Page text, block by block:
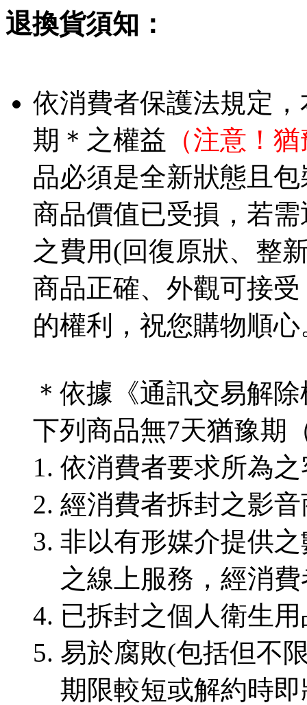
退換貨須知：
依消費者保護法規定
期＊之權益 （注意！
品必須是全新狀態且
商品價值已受損，若
之費用(回復原狀、整
商品正確、外觀可接
的權利，祝您購物順心
＊依據《通訊交易解
下列商品無7天猶豫期
依消費者要求所為
經消費者拆封之影
非以有形媒介提供
之線上服務，經消
已拆封之個人衛生
易於腐敗(包括但不
期限較短或解約時